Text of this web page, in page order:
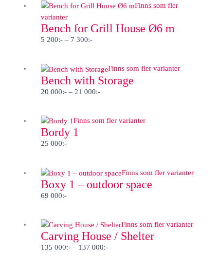
300:-
Finns som fler
varianter
Bench for Grill House Ø6 m
5 200:- – 7 300:-
Prisintervall:
200:-
till
Finns som fler varianter
Bench with Storage
20 000:- – 21 000:-
Prisintervall:
20
000:-
000:-
Finns som fler varianter
Bordy 1
25 000:-
Finns som fler varianter
Boxy 1 – outdoor space
69 000:-
Finns som fler varianter
Carving House / Shelter
135 000:- – 137 000:-
Prisintervall:
135
000:-